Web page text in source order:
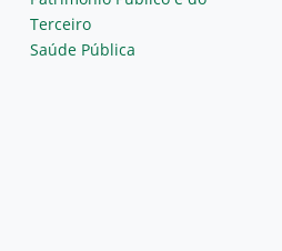
Terceiro
Saúde Pública